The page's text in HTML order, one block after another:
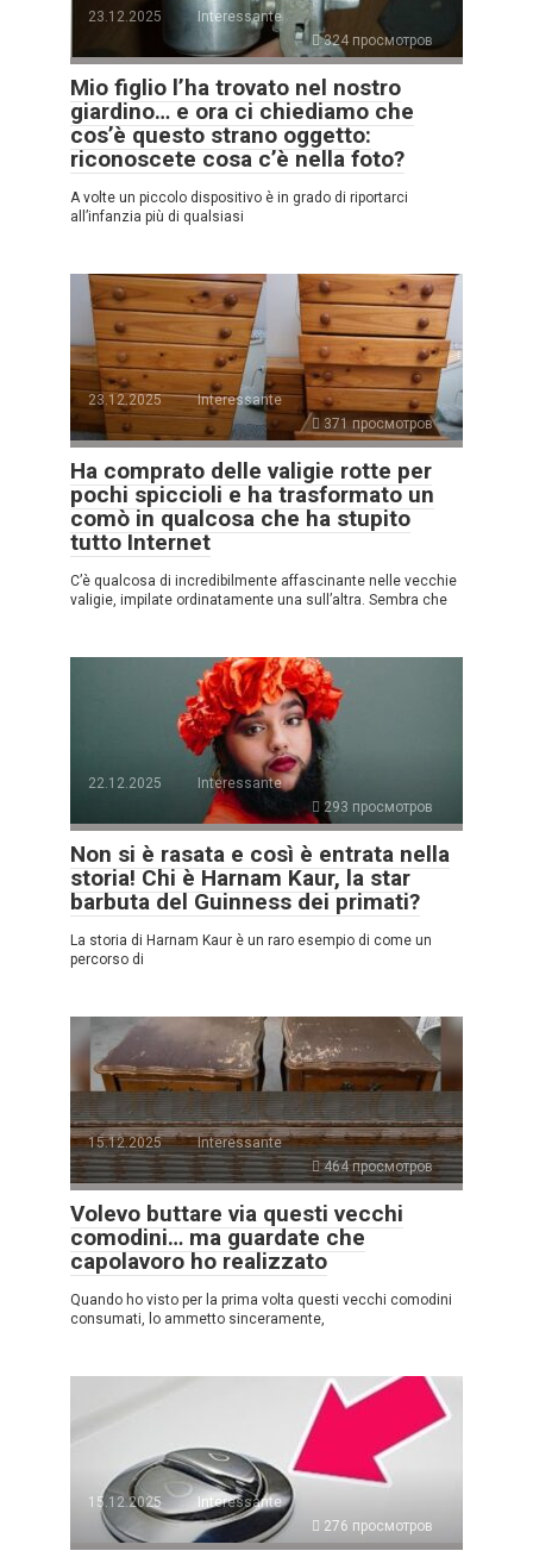
23.12.2025
Interessante
324 просмотров
Mio figlio l’ha trovato nel nostro
giardino… e ora ci chiediamo che
cos’è questo strano oggetto:
riconoscete cosa c’è nella foto?
A volte un piccolo dispositivo è in grado di riportarci
all’infanzia più di qualsiasi
23.12.2025
Interessante
371 просмотров
Ha comprato delle valigie rotte per
pochi spiccioli e ha trasformato un
comò in qualcosa che ha stupito
tutto Internet
C’è qualcosa di incredibilmente affascinante nelle vecchie
valigie, impilate ordinatamente una sull’altra. Sembra che
22.12.2025
Interessante
293 просмотров
Non si è rasata e così è entrata nella
storia! Chi è Harnam Kaur, la star
barbuta del Guinness dei primati?
La storia di Harnam Kaur è un raro esempio di come un
percorso di
15.12.2025
Interessante
464 просмотров
Volevo buttare via questi vecchi
comodini… ma guardate che
capolavoro ho realizzato
Quando ho visto per la prima volta questi vecchi comodini
consumati, lo ammetto sinceramente,
15.12.2025
Interessante
276 просмотров